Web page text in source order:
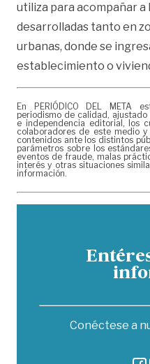
utiliza para acompañar
desarrolladas tanto en
urbanas, donde se
establecimiento o
En PERIÓDICO DEL META
periodismo de calidad,
e independencia editorial, los
colaboradores de este medio
contenidos ante los distintos
parámetros sobre los
eventos de fraude, malas
interés y otras situaciones
información.
Conéctese a